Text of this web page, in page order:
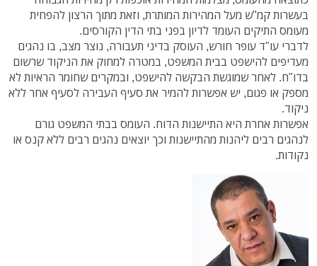
בעשרות קמ"ש מעל המהירות המותרת, וזאת מתוך הרצון להפחית
מעומס התיקים העומד לדיון בפני בתי הדין הקורסים.
לדברי עו"ד עופר חורש, העוסק בדיני תעבורה, נוצר מצב, בו נהגים
מעדיפים להישפט בבית המשפט, במטרה למחוק את הניקוד שרשום
בדו"ח. לאחר שמוגשת הבקשה להישפט, ובמקרים שחומר הראיות לא
מספק או פגום, יש אפשרות להמיר את סעיף העבירה לסעיף אחר ללא
ניקוד.
אפשרות אחרת היא התיישנות הדוח. העומס בבתי המשפט גורם
לנהגים רבים ליהנות מהתיישנות וכך יוצאים נהגים רבים ללא קנס או
נקודות.